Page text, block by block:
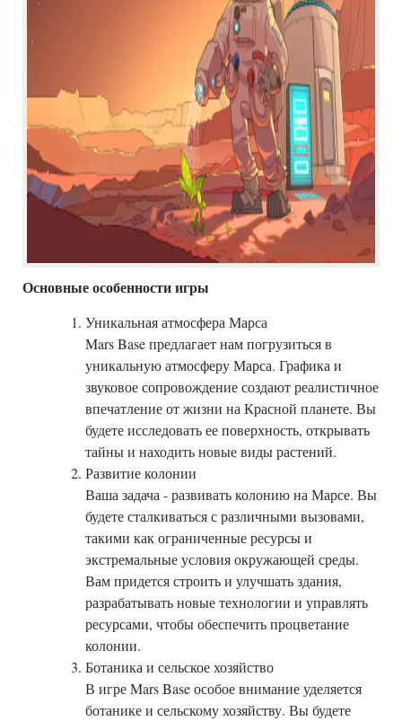
Основные особенности игры
Уникальная атмосфера Марса
Mars Base предлагает нам погрузиться в
уникальную атмосферу Марса. Графика и
звуковое сопровождение создают реалистичное
впечатление от жизни на Красной планете. Вы
будете исследовать ее поверхность, открывать
тайны и находить новые виды растений.
Развитие колонии
Ваша задача - развивать колонию на Марсе. Вы
будете сталкиваться с различными вызовами,
такими как ограниченные ресурсы и
экстремальные условия окружающей среды.
Вам придется строить и улучшать здания,
разрабатывать новые технологии и управлять
ресурсами, чтобы обеспечить процветание
колонии.
Ботаника и сельское хозяйство
В игре Mars Base особое внимание уделяется
ботанике и сельскому хозяйству. Вы будете